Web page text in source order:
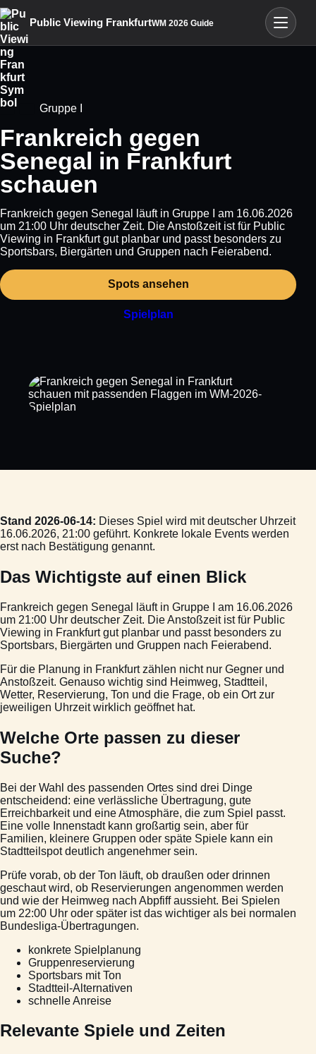
Public Viewing FrankfurtWM 2026 Guide
Menü
Gruppe I
Frankreich gegen
Senegal in Frankfurt
schauen
Frankreich gegen Senegal läuft in Gruppe I am 16.06.2026
um 21:00 Uhr deutscher Zeit. Die Anstoßzeit ist für Public
Viewing in Frankfurt gut planbar und passt besonders zu
Sportsbars, Biergärten und Gruppen nach Feierabend.
Spots ansehen
Spielplan
Stand 2026-06-14: Dieses Spiel wird mit deutscher Uhrzeit
16.06.2026, 21:00 geführt. Konkrete lokale Events werden
erst nach Bestätigung genannt.
Das Wichtigste auf einen Blick
Frankreich gegen Senegal läuft in Gruppe I am 16.06.2026
um 21:00 Uhr deutscher Zeit. Die Anstoßzeit ist für Public
Viewing in Frankfurt gut planbar und passt besonders zu
Sportsbars, Biergärten und Gruppen nach Feierabend.
Für die Planung in Frankfurt zählen nicht nur Gegner und
Anstoßzeit. Genauso wichtig sind Heimweg, Stadtteil,
Wetter, Reservierung, Ton und die Frage, ob ein Ort zur
jeweiligen Uhrzeit wirklich geöffnet hat.
Welche Orte passen zu dieser
Suche?
Bei der Wahl des passenden Ortes sind drei Dinge
entscheidend: eine verlässliche Übertragung, gute
Erreichbarkeit und eine Atmosphäre, die zum Spiel passt.
Eine volle Innenstadt kann großartig sein, aber für
Familien, kleinere Gruppen oder späte Spiele kann ein
Stadtteilspot deutlich angenehmer sein.
Prüfe vorab, ob der Ton läuft, ob draußen oder drinnen
geschaut wird, ob Reservierungen angenommen werden
und wie der Heimweg nach Abpfiff aussieht. Bei Spielen
um 22:00 Uhr oder später ist das wichtiger als bei normalen
Bundesliga-Übertragungen.
konkrete Spielplanung
Gruppenreservierung
Sportsbars mit Ton
Stadtteil-Alternativen
schnelle Anreise
Relevante Spiele und Zeiten